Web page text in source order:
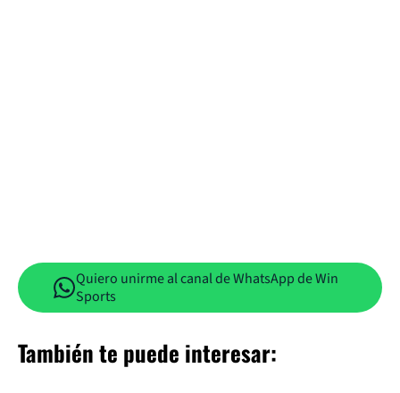
Quiero unirme al canal de WhatsApp de Win
Sports
También te puede interesar: